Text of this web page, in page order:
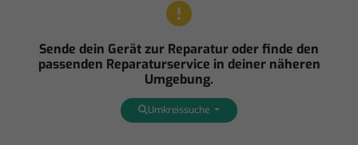
Sende dein Gerät zur Reparatur oder finde den
passenden Reparaturservice in deiner näheren
Umgebung.
Umkreissuche